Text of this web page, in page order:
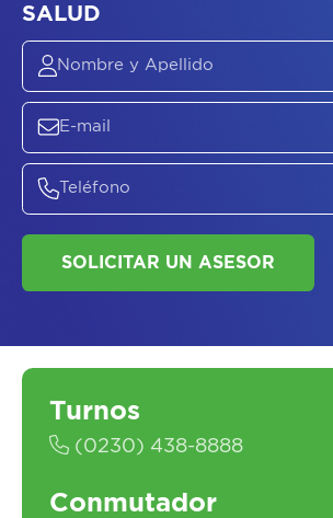
ASESORATE SOBREEL
SALUD
Turnos
(0230) 438-8888
Conmutador